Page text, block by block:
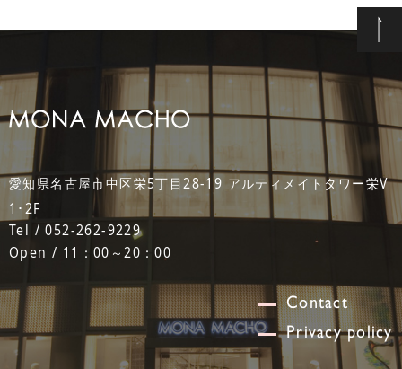
愛知県名古屋市中区栄5丁目28-19 アルティメイトタワー栄V
1･2F
Tel / 052-262-9229
Open / 11：00～20：00
Contact
Privacy policy